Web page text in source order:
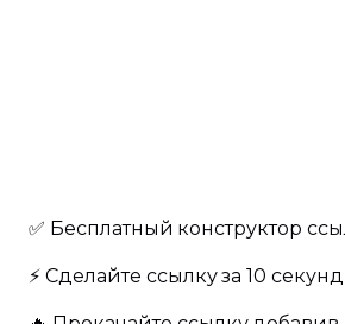
✅ Бесплатный конструктор
⚡️ Сделайте ссылкуза 10 секунд